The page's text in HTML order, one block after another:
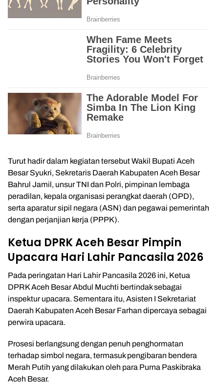
Turut hadir dalam kegiatan tersebut Wakil Bupati Aceh
Besar Syukri, Sekretaris Daerah Kabupaten Aceh Besar
Bahrul Jamil, unsur TNI dan Polri, pimpinan lembaga
peradilan, kepala organisasi perangkat daerah (OPD),
serta aparatur sipil negara (ASN) dan pegawai pemerintah
dengan perjanjian kerja (PPPK).
Ketua DPRK Aceh Besar Pimpin
Upacara Hari Lahir Pancasila 2026
Pada peringatan Hari Lahir Pancasila 2026 ini, Ketua
DPRK Aceh Besar Abdul Muchti bertindak sebagai
inspektur upacara. Sementara itu, Asisten I Sekretariat
Daerah Kabupaten Aceh Besar Farhan dipercaya sebagai
perwira upacara.
Prosesi berlangsung dengan penuh penghormatan
terhadap simbol negara, termasuk pengibaran bendera
Merah Putih yang dilakukan oleh para Purna Paskibraka
Aceh Besar.